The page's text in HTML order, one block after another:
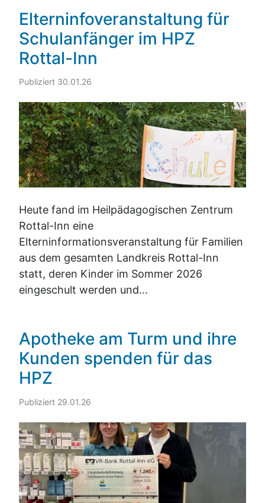
Elterninfoveranstaltung für
Schulanfänger im HPZ
Rottal-Inn
Publiziert 30.01.26
Heute fand im Heilpädagogischen Zentrum
Rottal-Inn eine
Elterninformationsveranstaltung für Familien
aus dem gesamten Landkreis Rottal-Inn
statt, deren Kinder im Sommer 2026
eingeschult werden und...
Apotheke am Turm und ihre
Kunden spenden für das
HPZ
Publiziert 29.01.26